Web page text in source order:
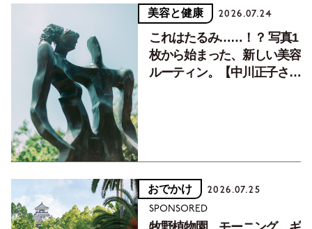
美容と健康 2026.07.24
これはたるみ……！？ 写真1
枚から始まった、新しい美容
ルーティン。【中川正子さん
おでかけ 2026.07.25
SPONSORED